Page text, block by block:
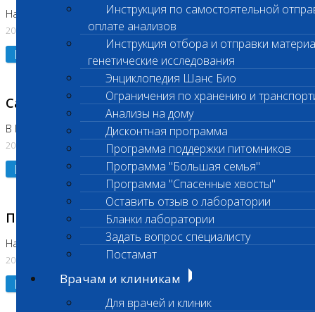
Инструкция по самостоятельной
оплате анализов
Инструкция отбора и отправки
генетические исследования
Энциклопедия Шанс Био
Ограничения по хранению и
Анализы на дому
Дисконтная программа
Программа поддержки питомников
Программа "Большая семья"
Программа "Спасенные хвосты"
Оставить отзыв о лаборатории
Бланки лаборатории
Задать вопрос специалисту
Постамат
Врачам и клиникам
Для врачей и клиник
На Нагорной
20.07.2026
Подробнее
Санитарный день
В Коломне 20.07.2026
20.07.2026
Подробнее
Приостановлено выполнение исследования
На Нагорной
20.07.2026
Подробнее